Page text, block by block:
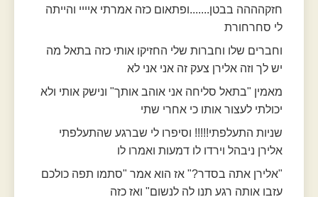
חזקהההה בבטן.......ופתאום כזה אמרתי איייי והייתה
לי סחרחורת
וחברים שלו וחברות שלי החזיקו אותי כזה בתאל מה
יש לך וזה אלירן צעק זה אני אני לא
מאמין "בתאל סליחה אני אוהב אותך" ונישק אותי ולא
יכולתי לעצור אותו כי אחרי שתי
שניות התעלפתי!!!!! וסיפרו לי שברגע שהתעלפתי
אלירן ניבהל וירדו לו דמעות ואמרו לו
"אלירן אתה בסדר?" אז הוא אמר "סתמו תפה כולכם
עזבו אותה רגע תנו לה לנשום" ואז כזה